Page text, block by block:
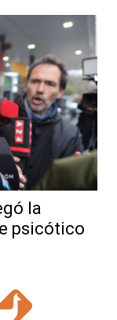
la
psicótico